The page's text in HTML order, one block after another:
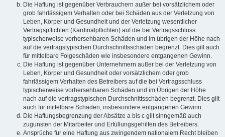
Die Haftung ist gegenüber Verbrauchern außer bei vorsätzlichem oder
grob fahrlässigem Verhalten oder bei Schäden aus der Verletzung von
Leben, Körper und Gesundheit und der Verletzung wesentlicher
Vertragspflichten (Kardinalpflichten) auf die bei Vertragsschluss
typischerweise vorhersehbaren Schäden und im übrigen der Höhe nach
auf die vertragstypischen Durchschnittsschäden begrenzt. Dies gilt auch
für mittelbare Folgeschäden wie insbesondere entgangenen Gewinn.
Die Haftung ist gegenüber Unternehmern außer bei der Verletzung von
Leben, Körper und Gesundheit oder vorsätzlichem oder grob
fahrlässigem Verhalten des Betreibers auf die bei Vertragsschluss
typischerweise vorhersehbaren Schäden und im Übrigen der Höhe
nach auf die vertragstypischen Durchschnittsschäden begrenzt. Dies gilt
auch für mittelbare Schäden, insbesondere entgangenen Gewinn.
Die Haftungsbegrenzung der Absätze a bis c gilt sinngemäß auch
zugunsten der Mitarbeiter und Erfüllungsgehilfen des Betreibers.
Ansprüche für eine Haftung aus zwingendem nationalem Recht bleiben